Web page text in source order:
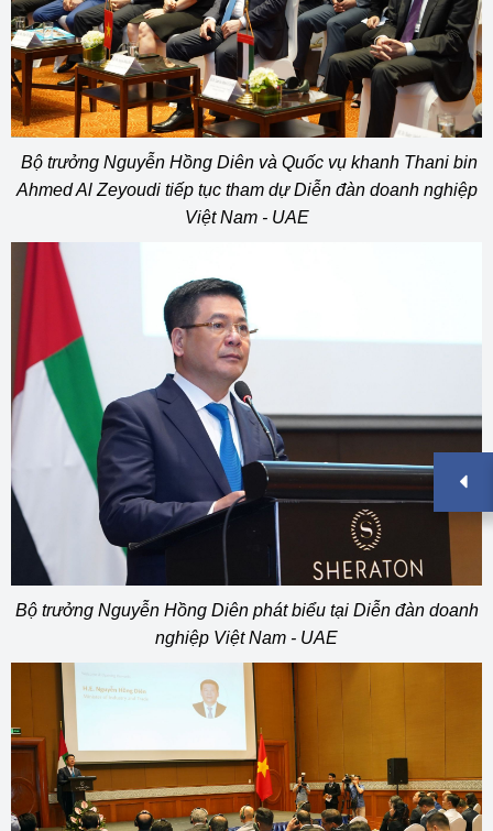
Bộ trưởng Nguyễn Hồng Diên và Quốc vụ khanh Thani bin
Ahmed Al Zeyoudi tiếp tục tham dự Diễn đàn doanh nghiệp
Việt Nam - UAE
Bộ trưởng Nguyễn Hồng Diên phát biểu tại Diễn đàn doanh
nghiệp Việt Nam - UAE